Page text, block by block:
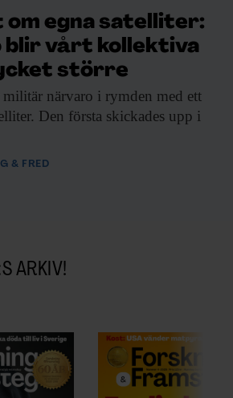
om egna satelliter:
blir vårt kollektiva
större
militär närvaro i rymden med ett
Den första skickades upp i
& FRED
ARKIV!